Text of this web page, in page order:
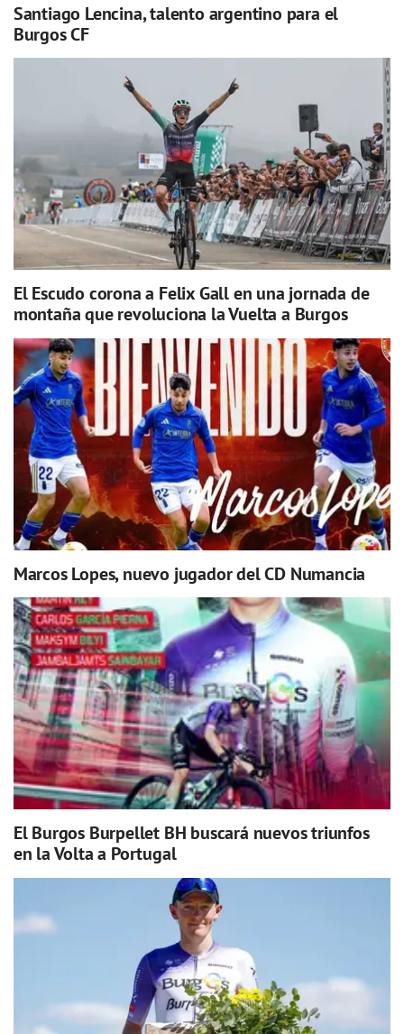
Santiago Lencina, talento argentino para el
Burgos CF
El Escudo corona a Felix Gall en una jornada de
montaña que revoluciona la Vuelta a Burgos
Marcos Lopes, nuevo jugador del CD Numancia
El Burgos Burpellet BH buscará nuevos triunfos
en la Volta a Portugal